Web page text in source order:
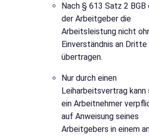
Nach § 613 Satz 2 BGB
der Arbeitgeber die
Arbeitsleistung nicht
Einverständnis an Dritte
übertragen.
Nur durch einen
Leiharbeitsvertrag kann
ein Arbeitnehmer
auf Anweisung seines
Arbeitgebers in einem